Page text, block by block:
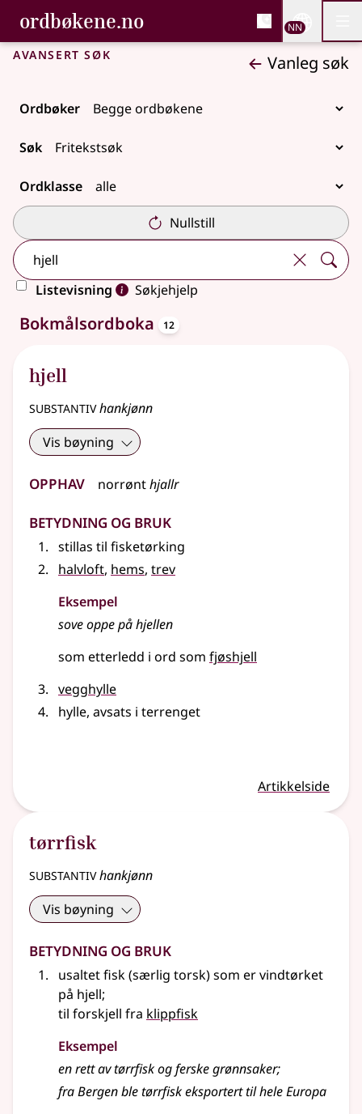
Gå til hovudinnhald
Tilgjenge
ordbøkene.no, Bokmålsordboka og
Bokmålsordboka og Nynorskordboka
NN
Avansert søk Vanleg søk
Ordbøker
Søk
Ordklasse
Nullstill
Listevisning
Søkjehjelp
26 treff
Bokmålsordboka 12
hjell
substantivhankjønn
Vis bøyning
Opphav norrønthjallr
Betydning og bruk
stillas til fisketørking
halvloft, hems, trev
Eksempel
sove oppe påhjellen
som etterledd i ord som fjøshjell
vegghylle
hylle, avsats i terrenget
Artikkelside
tørrfisk
substantivhankjønn
Vis bøyning
Betydning og bruk
usaltet fisk (særlig torsk) som er vindtørket
på hjell;
til forskjell fra klippfisk
Eksempel
en rett av tørrfisk og ferske grønnsaker;
fra Bergen ble tørrfisk eksportert til hele Europa